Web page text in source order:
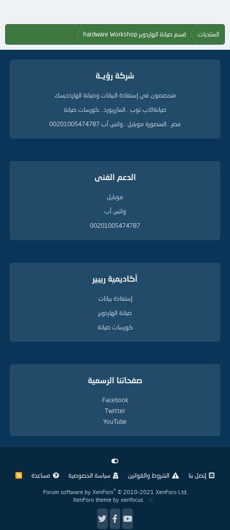
المنتديات قسم صيانة الهاردوير hardware Workshop
شركة رؤيــة
متخصصون في إستعادة البيانات وصيانة الهاردديسك
صيانةالاب توب ..المازربورد.. كورسات صيانة
مصر ..المنصورة موبايل ..واتس آب 00201005474787
الدعم الفنى
موبايل
واتس آب
00201005474787
أكاديمية ريبير
إستعادة بيانات
صيانة الهاردوير
كورسات صيانة
صفحاتنا الرسمية
Facebook
Twitter
YouTube
إتصل بنا الشروط والقوانين سياسة الخصوصية مساعدة
R
Forum software by XenForo® © 2010-2021 XenForo Ltd.
XenForo theme by xenfocus